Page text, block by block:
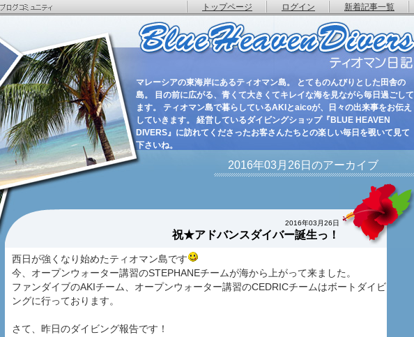
トップページ ログイン 新着記事一覧
マレーシアの東海岸にあるティオマン島。 とてものんびりとした田舎の
島。 目の前に広がる、青くて大きくてキレイな海を見ながら毎日過ごして
ます。 ティオマン島で暮らしているAKIとaicoが、日々の出来事をお伝え
していきます。 経営しているダイビングショップ『BLUE HEAVEN
DIVERS』に訪れてくださったお客さんたちとの楽しい毎日を覗いて見て
下さいね。
2016年03月26日のアーカイブ
2016年03月26日
祝★アドバンスダイバー誕生っ！
西日が強くなり始めたティオマン島です
今、オープンウォーター講習のSTEPHANEチームが海から上がって来ました。
ファンダイブのAKIチーム、オープンウォーター講習のCEDRICチームはボートダイビ
ングに行っております。
さて、昨日のダイビング報告です！